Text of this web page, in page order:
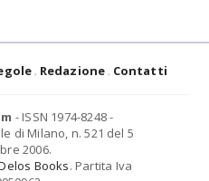
Redazione Contatti
- ISSN 1974-8248 -
di Milano, n. 521 del 5
2006.
Books. Partita Iva